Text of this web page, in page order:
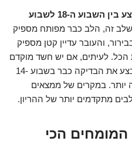
אקו לב עובר מבוצע בין השבוע ה-18 לשבוע
זה, הלב כבר מפותח מספיק
והעובר עדיין קטן מספיק
הכל. לעיתים, אם יש חשד מוקדם
(למשל, בשקיפות עורפית), ניתן לבצע את הבדיקה כבר בשבוע 14-
יותר. במקרים של ממצאים
מתקדמים יותר של ההריון.
המומחים הכי